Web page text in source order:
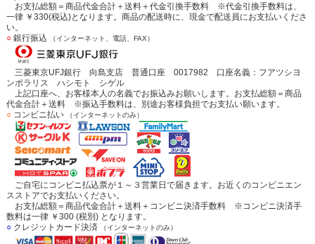
お支払総額＝商品代金合計＋送料＋代金引換手数料 ※代金引換手数料は、
一律 ￥330(税込)となります。商品の配送時に、現金で配送員にお支払いくださ
い。
○銀行振込 （インターネット、電話、FAX）
三菱東京UFJ銀行 向島支店 普通口座 0017982 口座名義：フアツシヨ
ンポラリス ハシモト シゲル
上記口座へ、お客様本人の名義でお振込みお願いします。お支払総額＝商品
代金合計＋送料 ※振込手数料は、別途お客様負担でお支払い願います。
○コンビニ払い （インターネットのみ）
ご自宅にコンビニ払込票が１～３営業日で届きます。お近くのコンビニエン
スストアでお支払いください。
お支払総額＝商品代金合計＋送料＋コンビニ決済手数料 ※コンビニ決済手
数料は一律 ￥300 (税別) となります。
○クレジットカード決済 （インターネットのみ）